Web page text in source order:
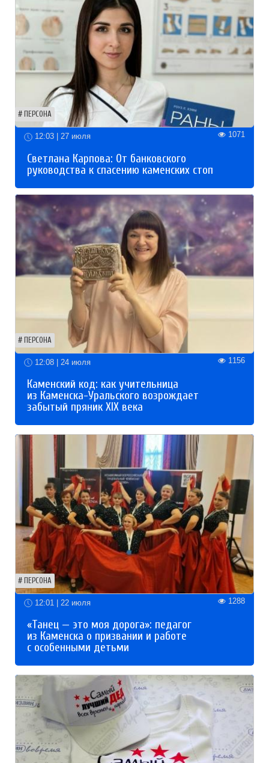
ПЕРСОНА
12:03 | 27 июля 1071
Светлана Карпова: От банковского
руководства к спасению каменских стоп
ПЕРСОНА
12:08 | 24 июля 1156
Каменский код: как учительница
из Каменска-Уральского возрождает
забытый пряник XIX века
ПЕРСОНА
12:01 | 22 июля 1288
«Танец — это моя дорога»: педагог
из Каменска о призвании и работе
с особенными детьми